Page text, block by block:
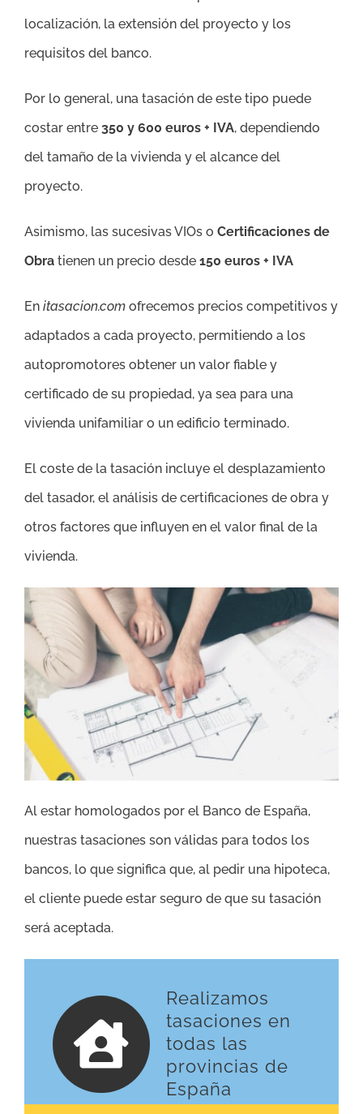
localización, la extensión del proyecto y los
requisitos del banco.
Por lo general, una tasación de este tipo puede
costar entre 350 y 600 euros + IVA, dependiendo
del tamaño de la vivienda y el alcance del
proyecto.
Asimismo, las sucesivas VIOs o Certificaciones de
Obra tienen un precio desde 150 euros + IVA
En itasacion.com ofrecemos precios competitivos y
adaptados a cada proyecto, permitiendo a los
autopromotores obtener un valor fiable y
certificado de su propiedad, ya sea para una
vivienda unifamiliar o un edificio terminado.
El coste de la tasación incluye el desplazamiento
del tasador, el análisis de certificaciones de obra y
otros factores que influyen en el valor final de la
vivienda.
Al estar homologados por el Banco de España,
nuestras tasaciones son válidas para todos los
bancos, lo que significa que, al pedir una hipoteca,
el cliente puede estar seguro de que su tasación
será aceptada.
Realizamos
tasaciones en
todas las
provincias de
España